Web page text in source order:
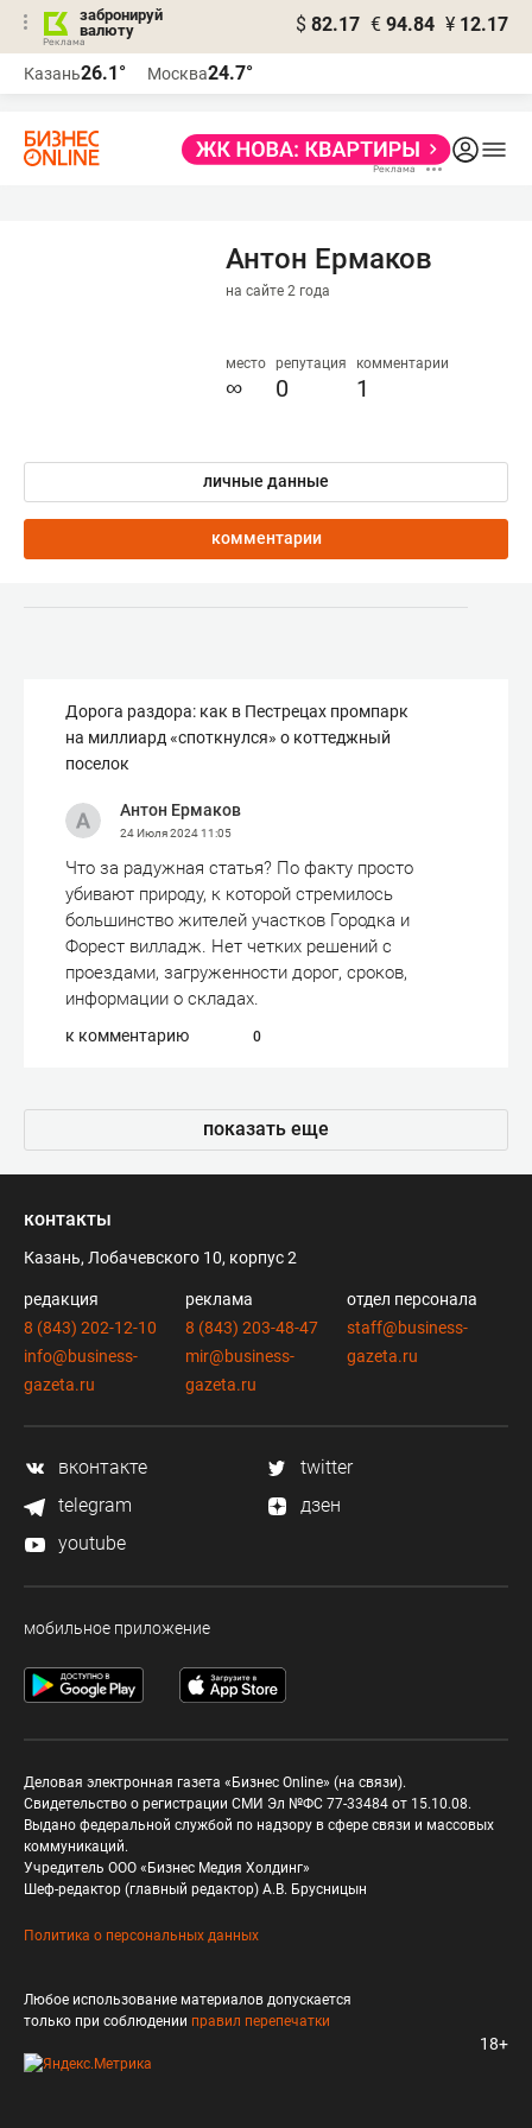
забронируй
валюту
$ 82.17 € 94.84 ¥ 12.17
Казань26.1° Москва24.7°
Антон Ермаков
на сайте 2 года
место
∞
репутация
0
комментарии
1
личные данные
комментарии
Дорога раздора: как в Пестрецах промпарк
на миллиард «споткнулся» о коттеджный
поселок
Антон Ермаков
24 Июля 202411:05
Что за радужная статья? По факту просто
убивают природу, к которой стремилось
большинство жителей участков Городка и
Форест вилладж. Нет четких решений с
проездами, загруженности дорог, сроков,
информации о складах.
к комментарию 0
показать еще
контакты
Казань, Лобачевского 10, корпус 2
редакция
8 (843) 202-12-10
info@business-
gazeta.ru
реклама
8 (843) 203-48-47
mir@business-
gazeta.ru
отдел персонала
staff@business-
gazeta.ru
вконтакте
twitter
telegram
дзен
youtube
мобильное приложение
Деловая электронная газета «Бизнес Online» (на связи).
Свидетельство о регистрации СМИ Эл №ФС 77-33484 от 15.10.08.
Выдано федеральной службой по надзору в сфере связи и массовых
коммуникаций.
Учредитель ООО «Бизнес Медия Холдинг»
Шеф-редактор (главный редактор) А.В. Брусницын
Политика о персональных данных
Любое использование материалов допускается
только при соблюдении правил перепечатки
18+